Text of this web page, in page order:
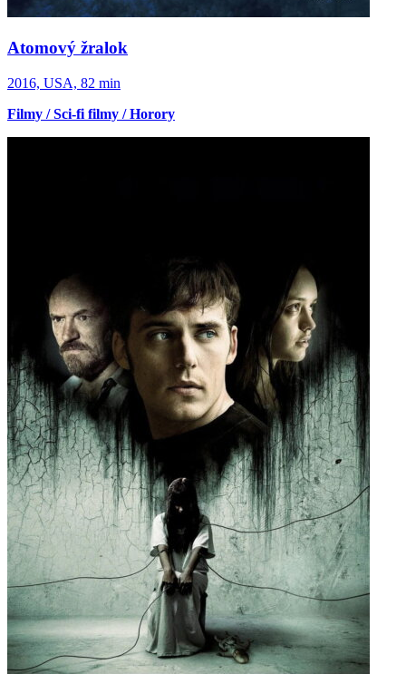
Atomový žralok
2016, USA, 82 min
Filmy / Sci-fi filmy / Horory